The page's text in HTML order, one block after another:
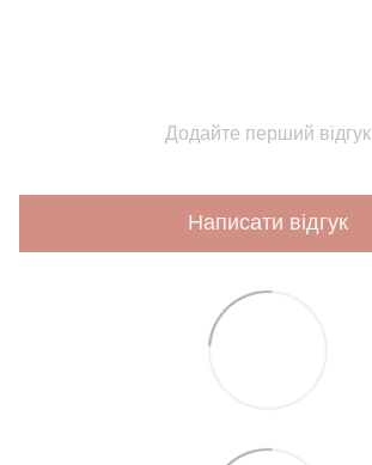
Додайте перший відгук
Написати відгук